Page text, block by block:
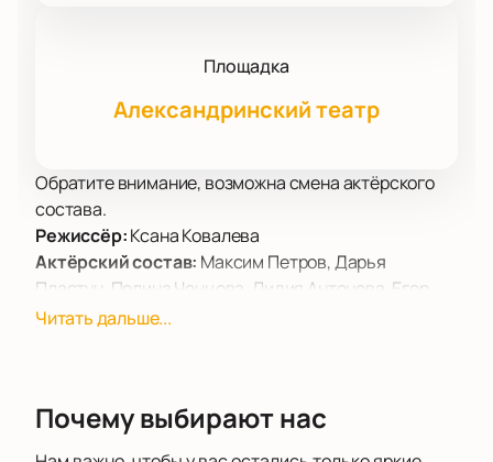
Площадка
Александринский театр
Обратите внимание, возможна смена актёрского
состава.
Режиссёр:Ксана Ковалева
Актёрский состав: Максим Петров, Дарья
Пластун, Полина Ченцова, Лидия Антонова, Егор
Кондрашов
Купить билеты на танцевальный спектакль
«Электрик.а» — это возможность посетить важное
событие театрального сезона. Постановка входит
Читать дальше...
Почему выбирают нас